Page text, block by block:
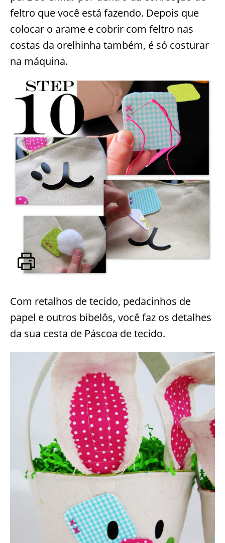
feltro que você está fazendo. Depois que
colocar o arame e cobrir com feltro nas
costas da orelhinha também, é só costurar
na máquina.
Com retalhos de tecido, pedacinhos de
papel e outros bibelôs, você faz os detalhes
da sua cesta de Páscoa de tecido.